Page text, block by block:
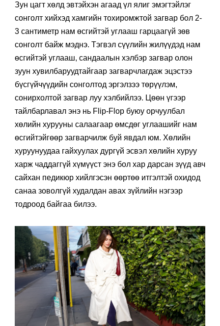
Зун цагт хөлд эвтэйхэн агаад үл ялиг эмэгтэйлэг
сонголт хийхэд хамгийн тохиромжтой загвар бол 2-
3 сантиметр нам өсгийтэй углааш гарцаагүй зөв
сонголт байж мэднэ. Тэгвэл сүүлийн жилүүдэд нам
өсгийтэй углааш, сандаалын хэлбэр загвар олон
зуун хувилбаруудтайгаар загварчлагдаж эцэстээ
бүсгүйчүүдийн сонголтод эргэлзээ төрүүлэм,
сонирхолтой загвар луу хэлбийлээ. Цөөн үгээр
тайлбарлавал энэ нь Flip-Flop буюу орчуулбал
хөлийн хурууны салаагаар өмсдөг углаашийг нам
өсгийтэйгөөр загварчилж буй явдал юм. Хөлийн
хуруунуудаа гайхуулах дургүй эсвэл хөлийн хуруу
харж чаддаггүй хүмүүст энэ бол хар дарсан зүүд авч
сайхан педикюр хийлгэсэн өөртөө итгэлтэй охидод
санаа зоволгүй худалдан авах зүйлийн нэгээр
тодроод байгаа билээ.